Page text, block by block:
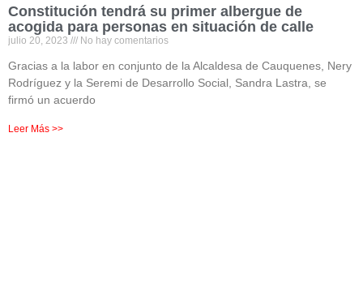
Constitución tendrá su primer albergue de
acogida para personas en situación de calle
julio 20, 2023 No hay comentarios
Gracias a la labor en conjunto de la Alcaldesa de Cauquenes, Nery
Rodríguez y la Seremi de Desarrollo Social, Sandra Lastra, se
firmó un acuerdo
Leer Más >>